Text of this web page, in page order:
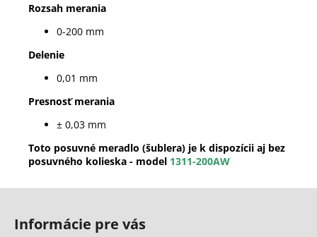
Rozsah merania
0-200 mm
Delenie
0,01 mm
Presnosť merania
± 0,03 mm
Toto posuvné meradlo (šublera) je k dispozícii aj bez
posuvného kolieska - model 1311-200AW
Informácie pre vás